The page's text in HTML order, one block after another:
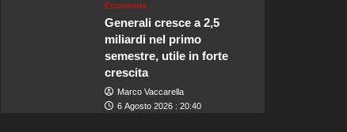
Economia
Generali cresce a 2,5
miliardi nel primo
semestre, utile in forte
crescita
Marco Vaccarella
6 Agosto 2026 : 20:40